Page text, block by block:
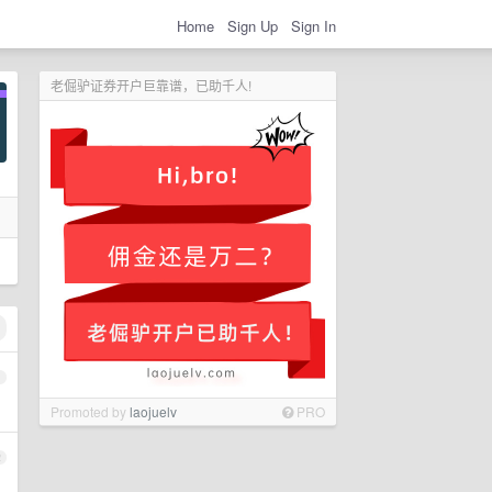
Home Sign Up Sign In
老倔驴证券开户巨靠谱，已助千人!
Promoted bylaojuelv PRO